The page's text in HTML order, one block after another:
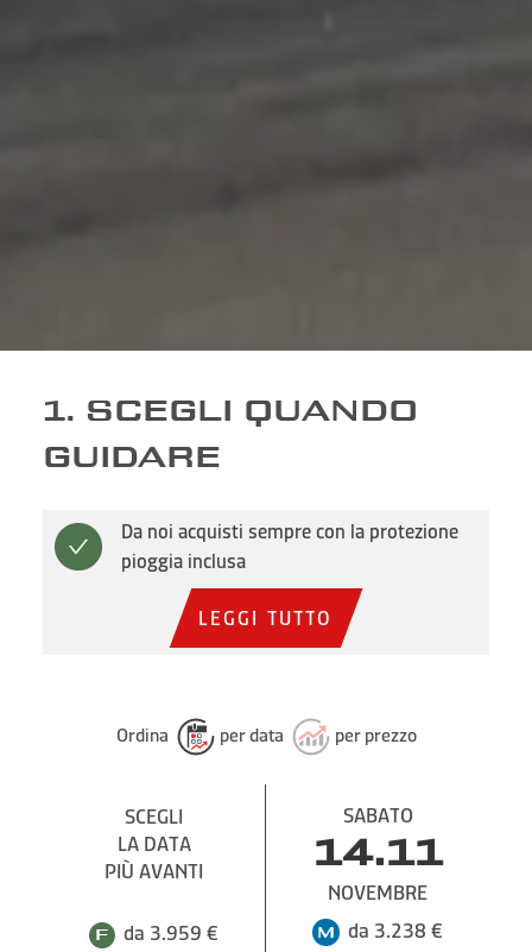
1. SCEGLI QUANDO
GUIDARE
Da noi acquisti sempre con la protezione
pioggia inclusa
LEGGI TUTTO
Ordina per data per prezzo
SCEGLI
LA DATA
PIÙ AVANTI
da 3.959 €
SABATO
14.11
NOVEMBRE
da 3.238 €